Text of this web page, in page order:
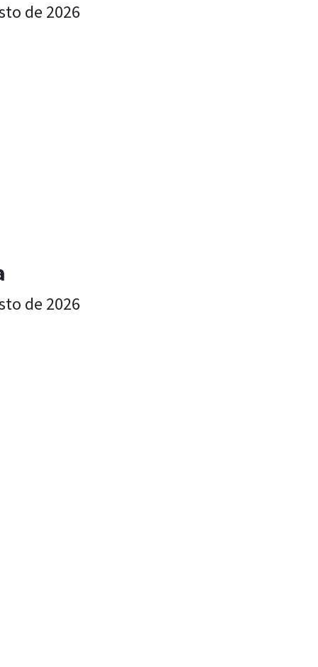
de 2026
de 2026